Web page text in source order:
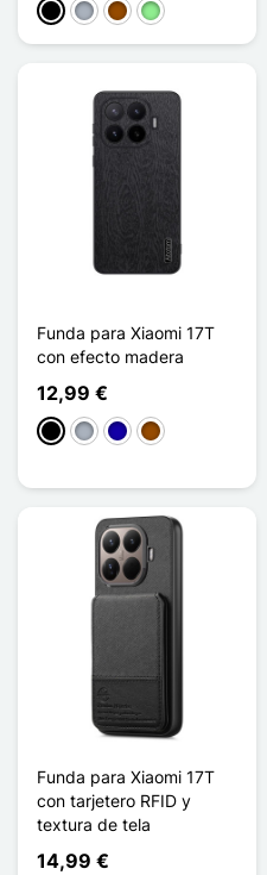
NegroGris MarrónVerde claro
Funda para Xiaomi 17T
con efecto madera
12,99 €
NegroGris Azul oscuro
Marrón
Funda para Xiaomi 17T
con tarjetero RFID y
textura de tela
14,99 €